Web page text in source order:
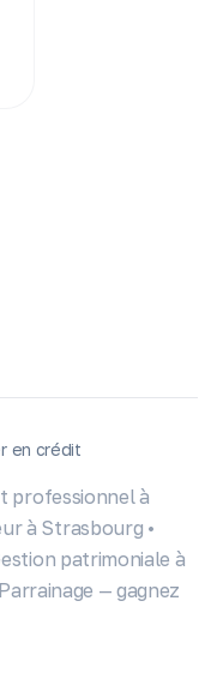
en crédit
professionnel à
à Strasbourg •
patrimoniale à
Parrainage — gagnez